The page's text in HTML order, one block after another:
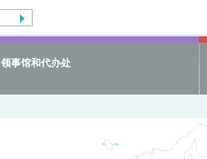
领事馆和代办处